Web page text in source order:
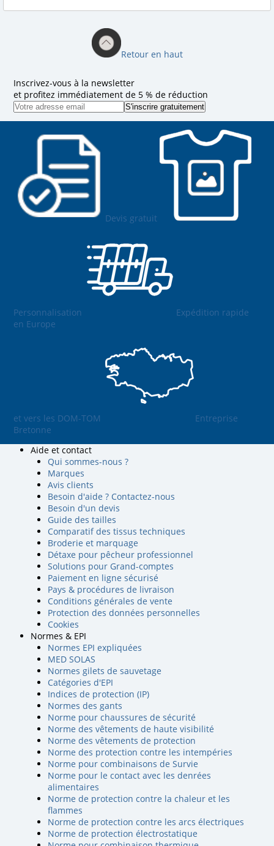
Retour en haut
Inscrivez-vous à la newsletter
et profitez immédiatement de 5 % de réduction
Devis gratuit
Personnalisation
Expédition rapide
en Europe
et vers les DOM-TOM
Entreprise
Bretonne
Aide et contact
Qui sommes-nous ?
Marques
Avis clients
Besoin d'aide ? Contactez-nous
Besoin d'un devis
Guide des tailles
Comparatif des tissus techniques
Broderie et marquage
Détaxe pour pêcheur professionnel
Solutions pour Grand-comptes
Paiement en ligne sécurisé
Pays & procédures de livraison
Conditions générales de vente
Protection des données personnelles
Cookies
Normes & EPI
Normes EPI expliquées
MED SOLAS
Normes gilets de sauvetage
Catégories d'EPI
Indices de protection (IP)
Normes des gants
Norme pour chaussures de sécurité
Norme des vêtements de haute visibilité
Norme des vêtements de protection
Norme des protection contre les intempéries
Norme pour combinaisons de Survie
Norme pour le contact avec les denrées
alimentaires
Norme de protection contre la chaleur et les
flammes
Norme de protection contre les arcs électriques
Norme de protection électrostatique